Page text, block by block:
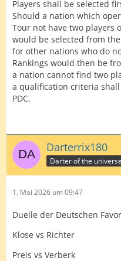
Players shall be selected
Should a nation which
Tour not have two players
would be selected from
for other nations who do
Rankings would then be
a nation cannot find two
a qualification criteria
PDC.
Darterrix180
Darter of the universe
1. Mai 2026 um 09:47
Duelle der Deutschen
Klose vs Richter
Preis vs Verberk